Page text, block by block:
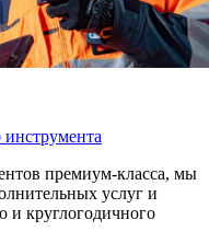
премиум-класса, мы
услуг и
и круглогодичного